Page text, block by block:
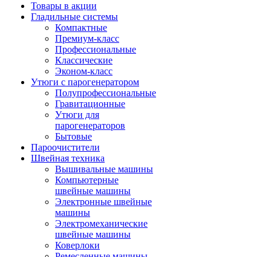
Товары в акции
Гладильные системы
Компактные
Премиум-класс
Профессиональные
Классические
Эконом-класс
Утюги с парогенератором
Полупрофессиональные
Гравитационные
Утюги для
парогенераторов
Бытовые
Пароочистители
Швейная техника
Вышивальные машины
Компьютерные
швейные машины
Электронные швейные
машины
Электромеханические
швейные машины
Коверлоки